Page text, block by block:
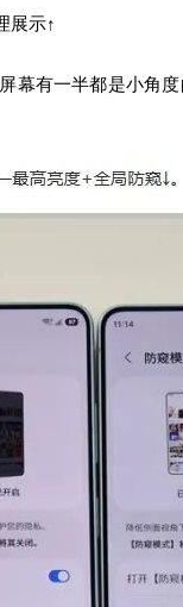
展示↑
幕有一半都是小角